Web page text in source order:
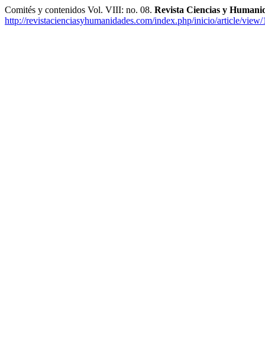
Comités y contenidos Vol. VIII: no. 08. Revista Ciencias y
http://revistacienciasyhumanidades.com/index.php/inicio/article/view/